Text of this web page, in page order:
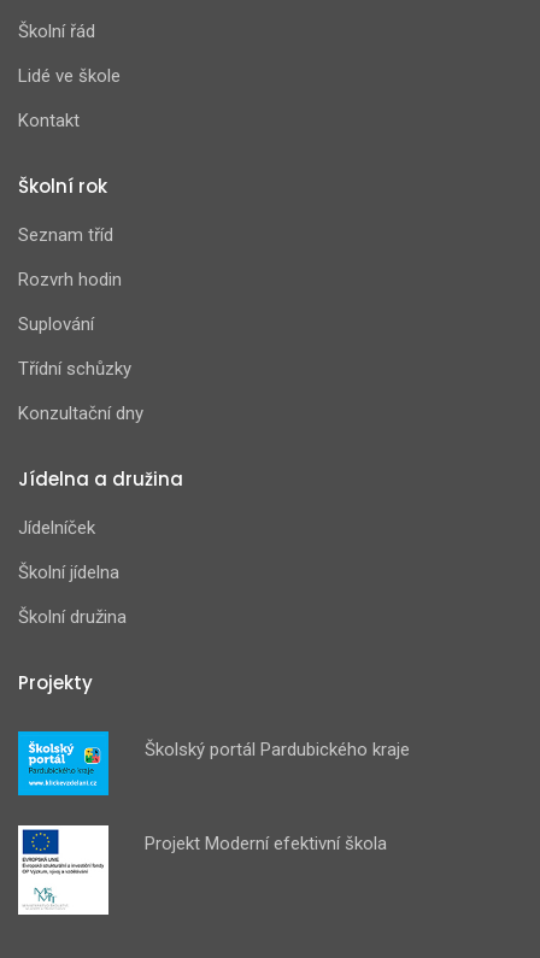
Školní řád
Lidé ve škole
Kontakt
Školní rok
Seznam tříd
Rozvrh hodin
Suplování
Třídní schůzky
Konzultační dny
Jídelna a družina
Jídelníček
Školní jídelna
Školní družina
Projekty
Školský portál Pardubického kraje
Projekt Moderní efektivní škola